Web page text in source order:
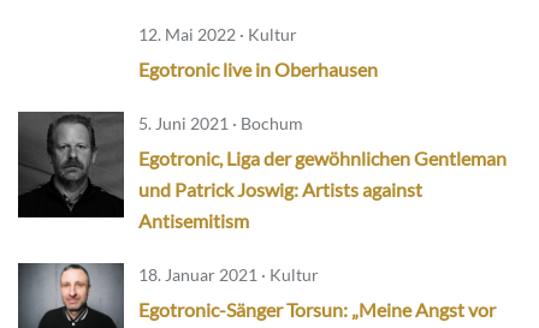
12. Mai 2022 · Kultur
Egotronic live in Oberhausen
5. Juni 2021 · Bochum
Egotronic, Liga der gewöhnlichen Gentleman
und Patrick Joswig: Artists against
Antisemitism
18. Januar 2021 · Kultur
Egotronic-Sänger Torsun: „Meine Angst vor